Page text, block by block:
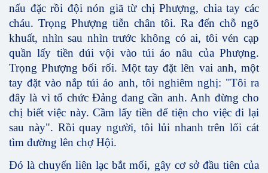
nấu đặc rồi đội nón giã từ chị Phượng, chia tay các
cháu. Trọng Phượng tiễn chân tôi. Ra đến chỗ ngõ
khuất, nhìn sau nhìn trước không có ai, tôi vén cạp
quần lấy tiền dúi vội vào túi áo nâu của Phượng.
Trọng Phượng bối rối. Một tay đặt lên vai anh, một
tay đặt vào nắp túi áo anh, tôi nghiêm nghị: "Tôi ra
đây là vì tổ chức Đảng đang cần anh. Anh đừng cho
chị biết việc này. Cầm lấy tiền để tiện cho việc đi lại
sau này". Rồi quay người, tôi lủi nhanh trên lối cát
tìm đường lên chợ Hội.
Đó là chuyến liên lạc bắt mối, gây cơ sở đầu tiên của